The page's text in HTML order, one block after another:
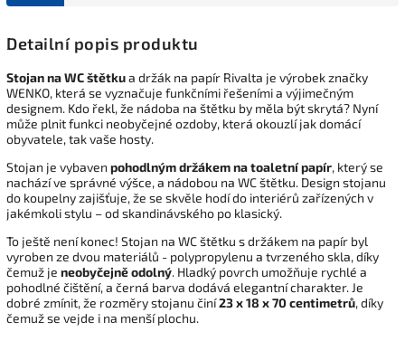
Detailní popis produktu
Stojan na WC štětkua držák na papír Rivalta je výrobek značky
WENKO, která se vyznačuje funkčními řešeními a výjimečným
designem. Kdo řekl, že nádoba na štětku by měla být skrytá? Nyní
může plnit funkci neobyčejné ozdoby, která okouzlí jak domácí
obyvatele, tak vaše hosty.
Stojan je vybaven pohodlným držákem na toaletní papír, který se
nachází ve správné výšce, a nádobou na WC štětku. Design stojanu
do koupelny zajišťuje, že se skvěle hodí do interiérů zařízených v
jakémkoli stylu – od skandinávského po klasický.
To ještě není konec! Stojan na WC štětku s držákem na papír byl
vyroben ze dvou materiálů - polypropylenu a tvrzeného skla, díky
čemuž je neobyčejně odolný. Hladký povrch umožňuje rychlé a
pohodlné čištění, a černá barva dodává elegantní charakter. Je
dobré zmínit, že rozměry stojanu činí23 x 18 x 70 centimetrů, díky
čemuž se vejde i na menší plochu.